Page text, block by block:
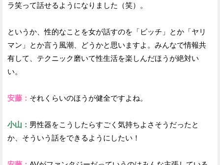
ラ笑って話せるようになりました（笑）。
というか、性的なことを女が話すのを「ビッチ」とか「ヤリ
マン」とか言う風潮、どうかと思いますよ。みんなで情報共
有して、テクニック磨いて性生活を楽しんだほうが絶対い
い。
安藤： それくらいのほうが健全ですよね。
小山： 男性器をこうしたらすごく気持ちよさそうだったと
か、そういう話をできるようにしたい！